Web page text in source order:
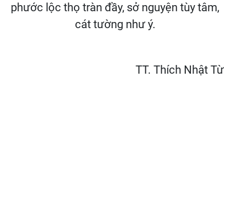
phước lộc thọ tràn đầy, sở nguyện tùy tâm,
cát tường như ý.
TT. Thích Nhật Từ